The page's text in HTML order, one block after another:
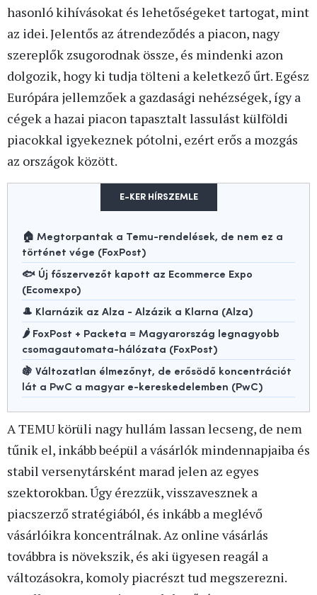
hasonló kihívásokat és lehetőségeket tartogat, mint
az idei. Jelentős az átrendeződés a piacon, nagy
szereplők zsugorodnak össze, és mindenki azon
dolgozik, hogy ki tudja tölteni a keletkező űrt. Egész
Európára jellemzőek a gazdasági nehézségek, így a
cégek a hazai piacon tapasztalt lassulást külföldi
piacokkal igyekeznek pótolni, ezért erős a mozgás
az országok között.
E-KER HÍRSZEMLE
🏠 Megtorpantak a Temu-rendelések, de nem ez a
történet vége (FoxPost)
🐟 Új főszervezőt kapott az Ecommerce Expo
(Ecomexpo)
🎩 Klarnázik az Alza - Alzázik a Klarna (Alza)
🌶️ FoxPost + Packeta = Magyarország legnagyobb
csomagautomata-hálózata (FoxPost)
🍇 Változatlan élmezőnyt, de erősödő koncentrációt
lát a PwC a magyar e-kereskedelemben (PwC)
A TEMU körüli nagy hullám lassan lecseng, de nem
tűnik el, inkább beépül a vásárlók mindennapjaiba és
stabil versenytársként marad jelen az egyes
szektorokban. Úgy érezzük, visszavesznek a
piacszerző stratégiából, és inkább a meglévő
vásárlóikra koncentrálnak. Az online vásárlás
továbbra is növekszik, és aki ügyesen reagál a
változásokra, komoly piacrészt tud megszerezni.